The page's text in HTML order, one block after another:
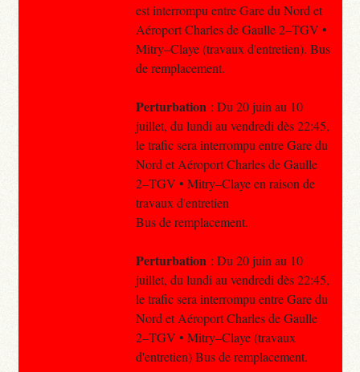
est interrompu entre Gare du Nord et
Aéroport Charles de Gaulle 2–TGV •
Mitry–Claye (travaux d'entretien). Bus
de remplacement.
Perturbation : Du 20 juin au 10
juillet, du lundi au vendredi dès 22:45,
le trafic sera interrompu entre Gare du
Nord et Aéroport Charles de Gaulle
2–TGV • Mitry–Claye en raison de
travaux d'entretien
Bus de remplacement.
Perturbation : Du 20 juin au 10
juillet, du lundi au vendredi dès 22:45,
le trafic sera interrompu entre Gare du
Nord et Aéroport Charles de Gaulle
2–TGV • Mitry–Claye (travaux
d'entretien) Bus de remplacement.